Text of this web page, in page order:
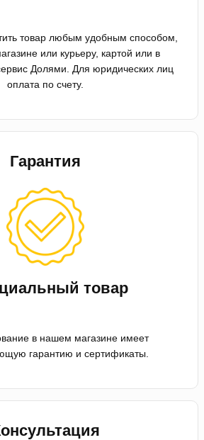
товар любым удобным способом,
или курьеру, картой или в
Долями. Для юридических лиц
оплата по счету.
Гарантия
товар
в нашем магазине имеет
гарантию и сертификаты.